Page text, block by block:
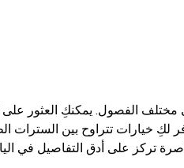
مختلف الفصول. يمكنكِ العثور
لكِ خيارات تتراوح بين السترات
تركز على أدق التفاصيل في